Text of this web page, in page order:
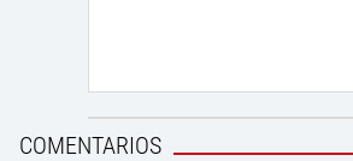
COMENTARIOS